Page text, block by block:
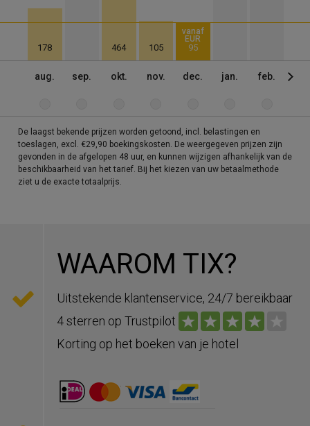
178
aug. sep.
464
okt.
105
nov.
vanaf
EUR
95
dec. jan. feb.
De laagst bekende prijzen worden getoond, incl. belastingen en
toeslagen, excl. €29,90 boekingskosten. De weergegeven prijzen zijn
gevonden in de afgelopen 48 uur, en kunnen wijzigen afhankelijk van de
beschikbaarheid van het tarief. Bij het kiezen van uw betaalmethode
ziet u de exacte totaalprijs.
WAAROM TIX?
Uitstekende klantenservice, 24/7 bereikbaar
4 sterren op Trustpilot
Korting op het boeken van je hotel